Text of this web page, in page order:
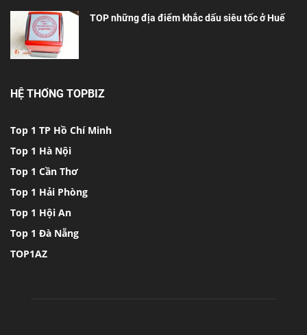
TOP những địa điểm khắc dấu siêu tốc ở Huế
HỆ THỐNG TOPBIZ
Top 1 TP Hồ Chí Minh
Top 1 Hà Nội
Top 1 Cần Thơ
Top 1 Hải Phòng
Top 1 Hội An
Top 1 Đà Nẵng
TOP1AZ